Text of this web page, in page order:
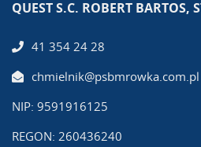
QUEST S.C. ROBERT BARTOS,
41 354 24 28
chmielnik@psbmrowka.com.pl
NIP: 9591916125
REGON: 260436240